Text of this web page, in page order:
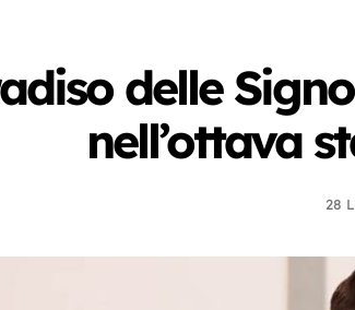
delle
nell’ottava
28